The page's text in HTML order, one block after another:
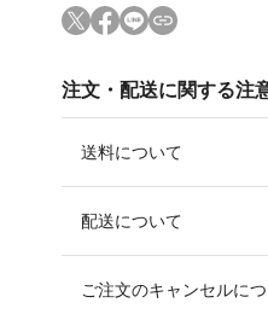
注文・配送に関する注
送料について
配送について
ご注文のキャンセルに